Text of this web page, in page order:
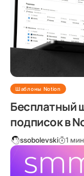
Шаблоны Notion
Бесплатный
подписок в
ssobolevski 1